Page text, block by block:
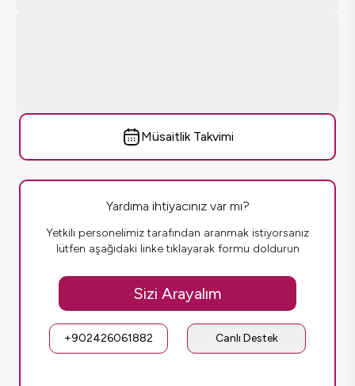
Müsaitlik Takvimi
Yardıma ihtiyacınız var mı?
Yetkili personelimiz tarafından aranmak istiyorsanız
lütfen aşağıdaki linke tıklayarak formu doldurun
Sizi Arayalım
+902426061882 Canlı Destek